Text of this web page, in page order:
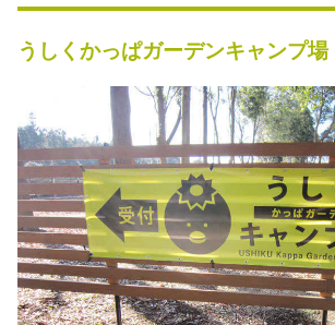
楽しみ方
イベント情報 春
秋冬キャンプ 山
海辺キャンプ 川
湖畔キャンプ
うしくかっぱガーデンキャンプ場